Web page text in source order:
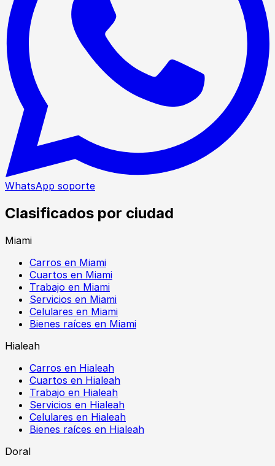
WhatsApp soporte
Clasificados por ciudad
Miami
Carros en Miami
Cuartos en Miami
Trabajo en Miami
Servicios en Miami
Celulares en Miami
Bienes raíces en Miami
Hialeah
Carros en Hialeah
Cuartos en Hialeah
Trabajo en Hialeah
Servicios en Hialeah
Celulares en Hialeah
Bienes raíces en Hialeah
Doral